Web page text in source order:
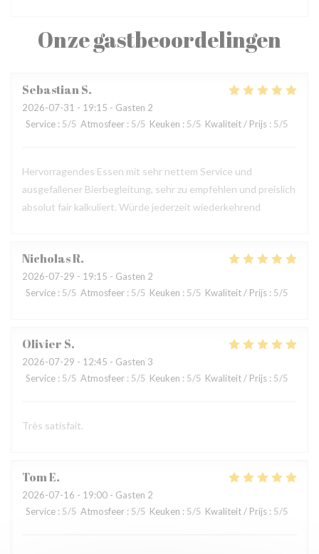
Onze gastbeoordelingen
SebastianS
2026-07-31 - 19:15 - Gasten 2
Service : 5/5 Atmosfeer : 5/5 Keuken : 5/5 Kwaliteit / Prijs : 5/5
Hervorragendes Essen mit sehr nettem Service und
ausgefallener Bierbegleitung, sehr zu empfehlen und preislich
absolut fair kalkuliert. Würde jederzeit wiederkehrend
NicholasR
2026-07-29 - 19:15 - Gasten 2
Service : 5/5 Atmosfeer : 5/5 Keuken : 5/5 Kwaliteit / Prijs : 5/5
Olivier S
2026-07-29 - 12:45 - Gasten 3
Service : 5/5 Atmosfeer : 5/5 Keuken : 5/5 Kwaliteit / Prijs : 5/5
Très satisfait.
TomE
2026-07-16 - 19:00 - Gasten 2
Service : 5/5 Atmosfeer : 5/5 Keuken : 5/5 Kwaliteit / Prijs : 5/5